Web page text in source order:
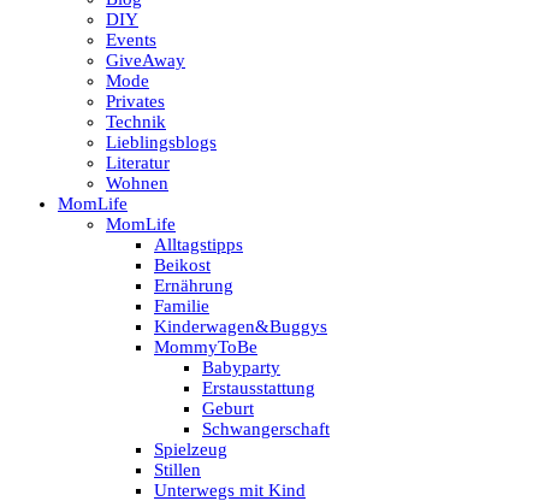
DIY
Events
GiveAway
Mode
Privates
Technik
Lieblingsblogs
Literatur
Wohnen
MomLife
MomLife
Alltagstipps
Beikost
Ernährung
Familie
Kinderwagen&Buggys
MommyToBe
Babyparty
Erstausstattung
Geburt
Schwangerschaft
Spielzeug
Stillen
Unterwegs mit Kind